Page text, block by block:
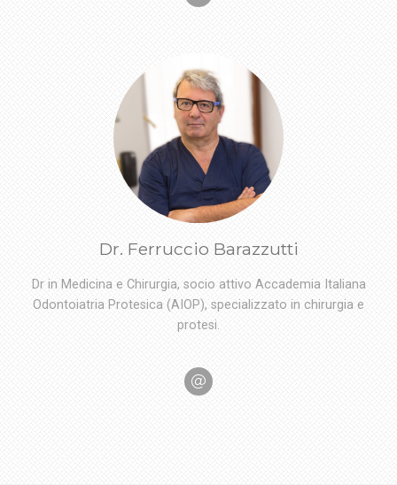
Dr. Ferruccio Barazzutti
Dr in Medicina e Chirurgia, socio attivo Accademia Italiana
Odontoiatria Protesica (AIOP), specializzato in chirurgia e
protesi.